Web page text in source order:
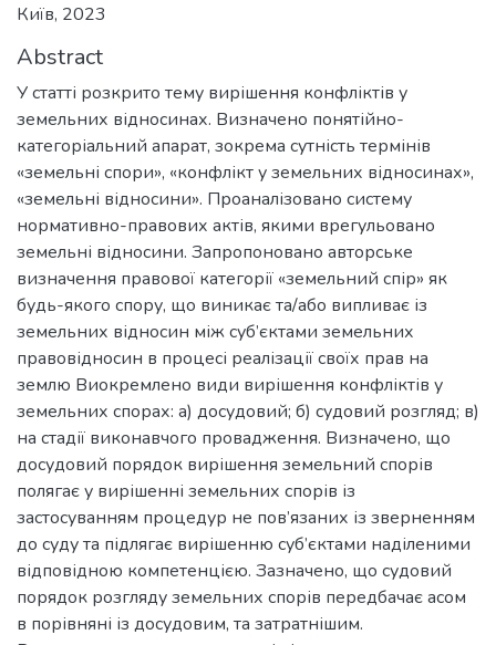
Київ, 2023
Abstract
У статті розкрито тему вирішення конфліктів у
земельних відносинах. Визначено понятійно-
категоріальний апарат, зокрема сутність термінів
«земельні спори», «конфлікт у земельних відносинах»,
«земельні відносини». Проаналізовано систему
нормативно-правових актів, якими врегульовано
земельні відносини. Запропоновано авторське
визначення правової категорії «земельний спір» як
будь-якого спору, що виникає та/або випливає із
земельних відносин між суб’єктами земельних
правовідносин в процесі реалізації своїх прав на
землю Виокремлено види вирішення конфліктів у
земельних спорах: а) досудовий; б) судовий розгляд; в)
на стадії виконавчого провадження. Визначено, що
досудовий порядок вирішення земельний спорів
полягає у вирішенні земельних спорів із
застосуванням процедур не пов’язаних із зверненням
до суду та підлягає вирішенню суб’єктами наділеними
відповідною компетенцією. Зазначено, що судовий
порядок розгляду земельних спорів передбачає асом
в порівняні із досудовим, та затратнішим.